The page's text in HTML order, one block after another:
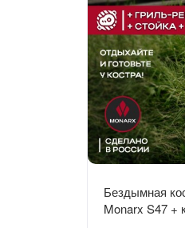
Бездымная
Monarx S47 +